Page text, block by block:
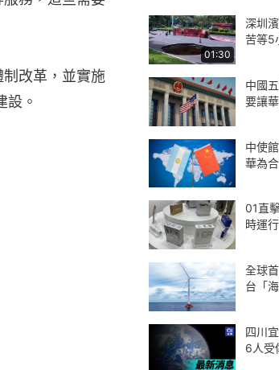
改革，並實施
設。
01:30
深圳
苦等5
中國
要讓
中使
華為
01直
時運
全球
台「
四川
6人受